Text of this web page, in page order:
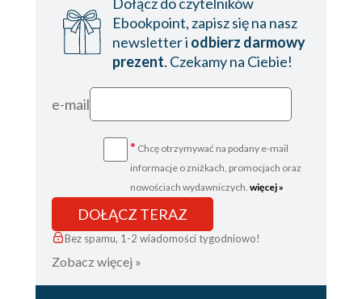
Ebookpoint, zapisz się na nasz
newsletter i odbierz darmowy
prezent. Czekamy na Ciebie!
e-mail
* Chcę otrzymywać na podany e-mail
informacje o zniżkach, promocjach oraz
nowościach wydawniczych. więcej »
DOŁĄCZ TERAZ
Bez spamu, 1-2 wiadomości tygodniowo!
Zobacz więcej »